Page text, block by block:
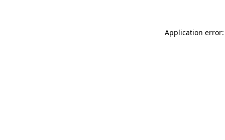
Application